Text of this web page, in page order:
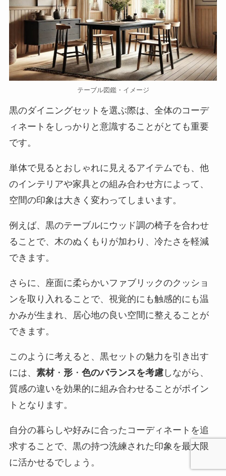
テーブル図鑑・イメージ
黒のダイニングセットを選ぶ際は、全体のコーデ
ィネートをしっかりと意識することがとても重要
です。
単体で見るとおしゃれに見えるアイテムでも、他
のインテリアや家具との組み合わせ方によって、
空間の印象は大きく変わってしまいます。
例えば、黒のテーブルにウッド調の椅子を合わせ
ることで、木のぬくもりが加わり、冷たさを軽減
できます。
さらに、座面に柔らかいファブリックのクッショ
ンを取り入れることで、視覚的にも触感的にも温
かみが生まれ、居心地の良い空間に整えることが
できます。
このように考えると、黒セットの魅力を引き出す
には、 素材・ 形・ 色のバランスを考慮しながら、
質感の違いを効果的に組み合わせることがポイン
トとなります。
自分の暮らしや好みに合ったコーディネートを追
求することで、黒の持つ洗練された印象を最大限
に活かせるでしょう。